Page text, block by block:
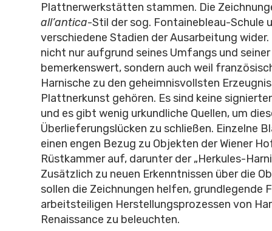
Plattnerwerkstätten stammen. Die
all’antica-Stil der sog. Fontainebleau-Schule
verschiedene Stadien der Ausarbeitung
nicht nur aufgrund seines Umfangs und
bemerkenswert, sondern auch weil
Harnische zu den geheimnisvollsten
Plattnerkunst gehören. Es sind keine
und es gibt wenig urkundliche Quellen, um
Überlieferungslücken zu schließen. Einzelne
einen engen Bezug zu Objekten der Wiener
Rüstkammer auf, darunter der „Herkules-
Zusätzlich zu neuen Erkenntnissen über die
sollen die Zeichnungen helfen, grundlegende
arbeitsteiligen Herstellungsprozessen von
Renaissance zu beleuchten.